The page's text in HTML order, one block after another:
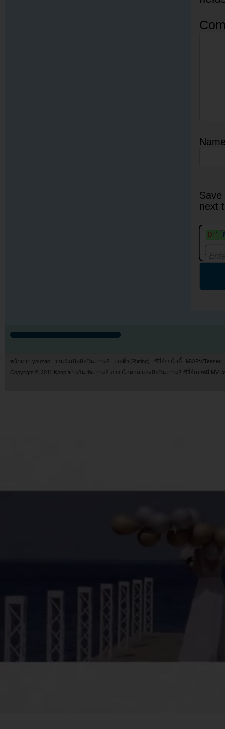
next
หน้าแรก youzab รวมวันเกิดศิลปินเกาหลี เรตติ้ง (Rating) : ซีรี่ย์/วาไรตี้
MV/PV/Teaser
Copyright © 2011 Kpop ข่าวบันเทิงเกาหลี ดาราไอดอล และศิลปินเกาหลี ซีรี่ย์เกาหลี MV